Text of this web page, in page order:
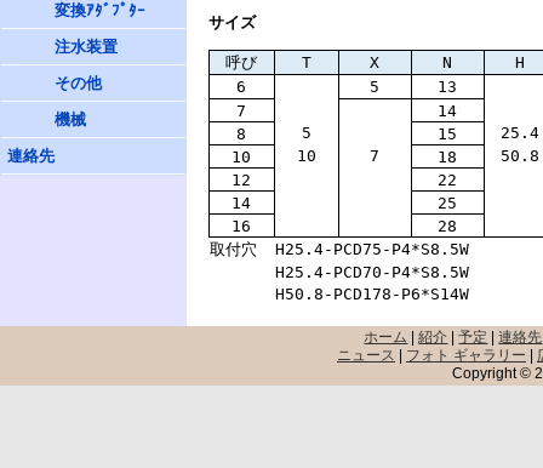
変換ｱﾀﾞﾌﾟﾀｰ
注水装置
その他
機械
連絡先
サイズ
呼び T X N
H
6
5
13
7
14
8
5 15
25.4
10
10 7 18
50.8
12
22
14
25
16
28
取付穴
H25.4-PCD75-P4*S8.5W
H25.4-PCD70-P4*S8.5W
H50.8-PCD178-P6*S14W
ホーム |紹介 |予定 |連絡先
ニュース
フォト ギャラリー
Copyright ©